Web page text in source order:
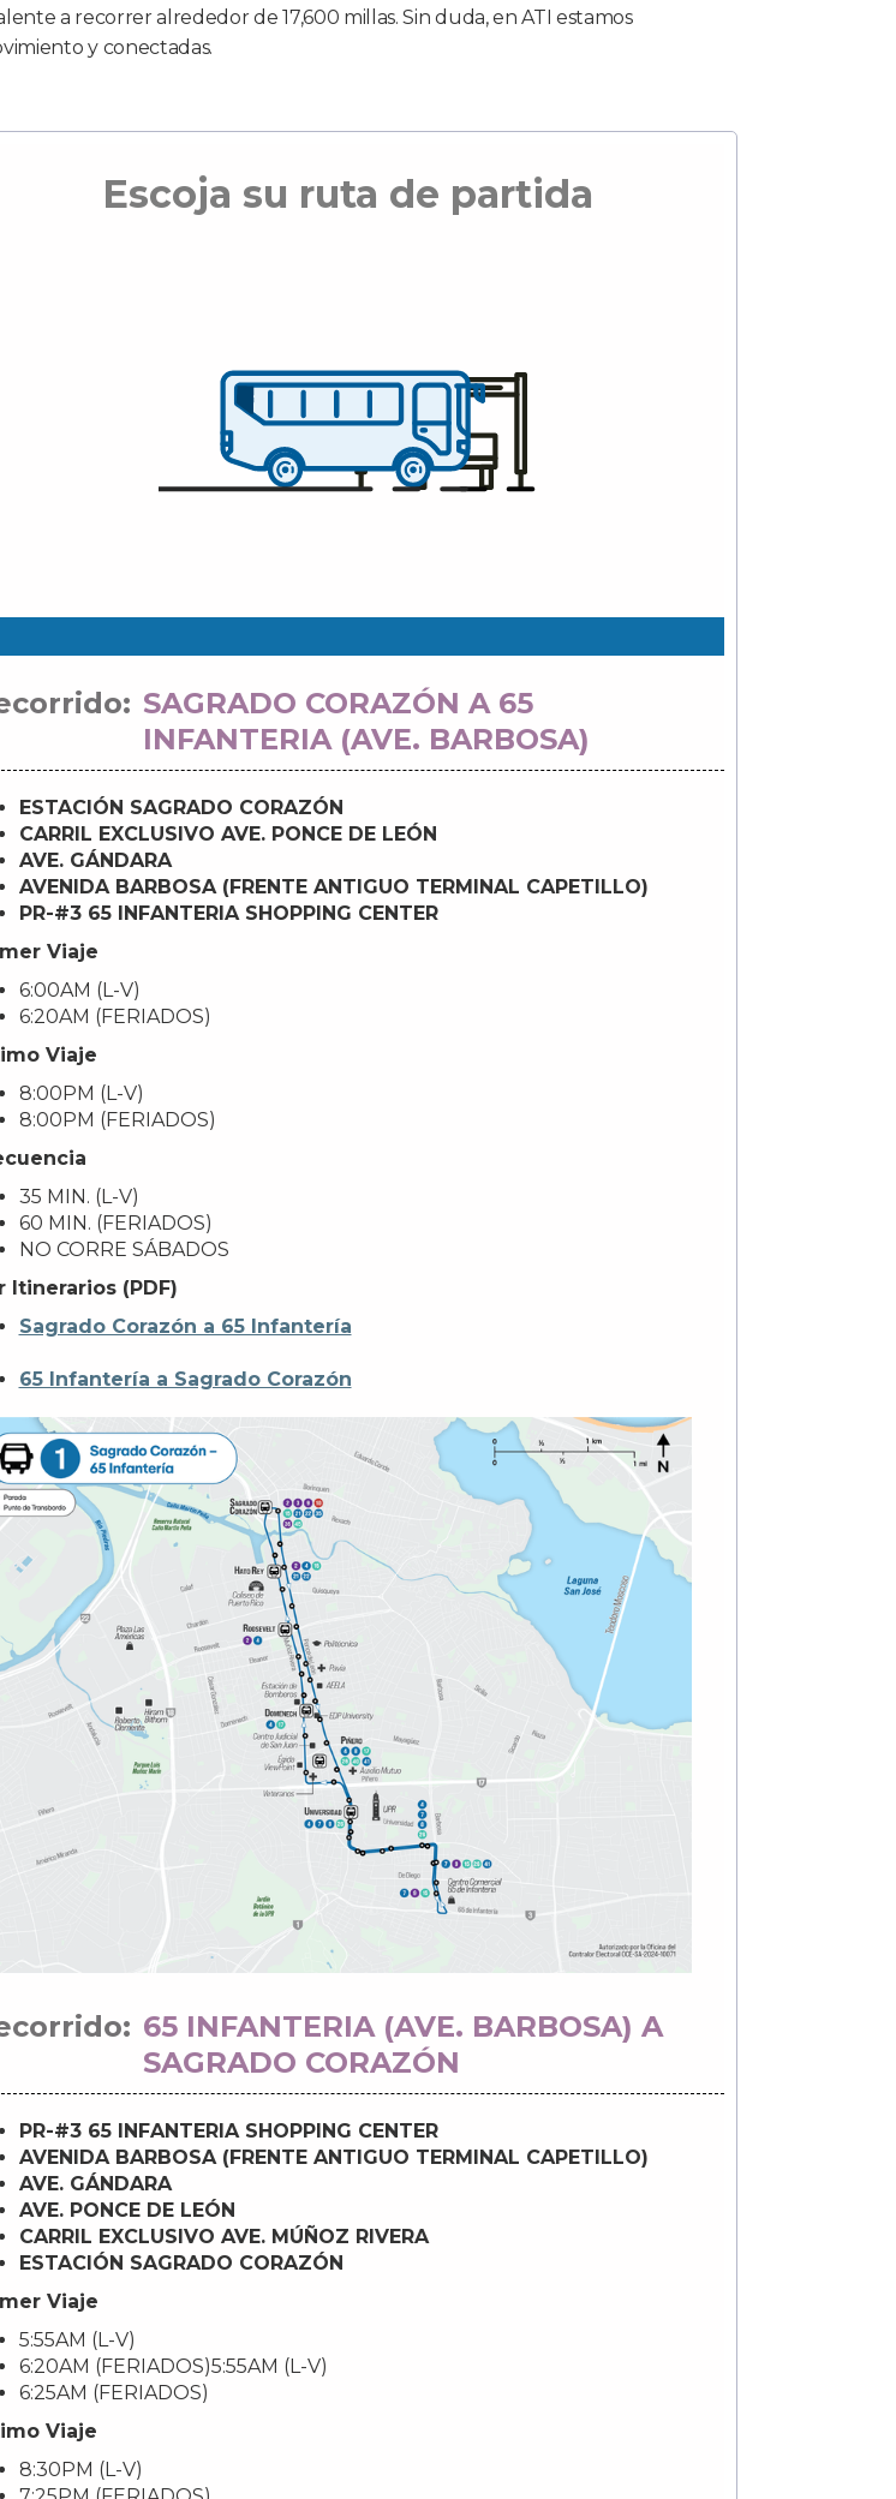
a recorrer alrededor de 17,600 millas. Sin duda, en ATI estamos
y conectadas.
Escoja su ruta de partida
SAGRADO CORAZÓN A 65
INFANTERIA (AVE. BARBOSA)
ESTACIÓN SAGRADO CORAZÓN
CARRIL EXCLUSIVO AVE. PONCE DE LEÓN
AVE. GÁNDARA
AVENIDA BARBOSA (FRENTE ANTIGUO TERMINAL CAPETILLO)
PR-#3 65 INFANTERIA SHOPPING CENTER
Viaje
6:00AM (L-V)
6:20AM (FERIADOS)
Viaje
8:00PM (L-V)
8:00PM (FERIADOS)
35 MIN. (L-V)
60 MIN. (FERIADOS)
NO CORRE SÁBADOS
Itinerarios (PDF)
Sagrado Corazón a 65 Infantería
65 Infantería a Sagrado Corazón
65 INFANTERIA (AVE. BARBOSA) A
SAGRADO CORAZÓN
PR-#3 65 INFANTERIA SHOPPING CENTER
AVENIDA BARBOSA (FRENTE ANTIGUO TERMINAL CAPETILLO)
AVE. GÁNDARA
AVE. PONCE DE LEÓN
CARRIL EXCLUSIVO AVE. MÚÑOZ RIVERA
ESTACIÓN SAGRADO CORAZÓN
Viaje
5:55AM (L-V)
6:20AM (FERIADOS)5:55AM (L-V)
6:25AM (FERIADOS)
Viaje
8:30PM (L-V)